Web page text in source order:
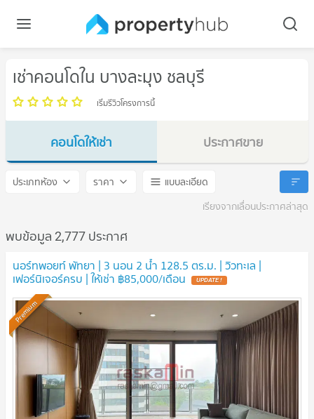
เช่าคอนโดใน บางละมุง ชลบุรี
เริ่มรีวิวโครงการนี้
คอนโดให้เช่า
บางละมุง ชลบุรี
ประกาศขาย
บางละมุง ชลบุรี
ประเภทห้อง ราคา
แบบละเอียด
เรียงจากเลื่อนประกาศล่าสุด
พบข้อมูล 2,777 ประกาศ
นอร์ทพอยท์ พัทยา | 3 นอน 2 น้ำ 128.5 ตร.ม. | วิวทะเล |
เฟอร์นิเจอร์ครบ | ให้เช่า ฿85,000/เดือน
Premium